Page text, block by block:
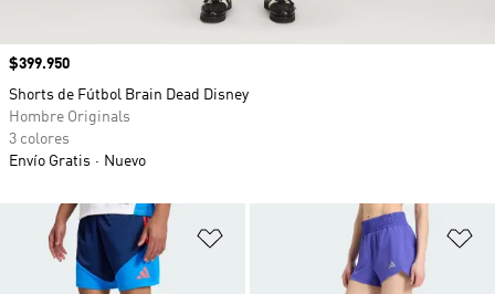
Añadir a la lista de deseos
Precio
$399.950
Shorts de Fútbol Brain Dead Disney
Hombre Originals
3 colores
Envío Gratis
Nuevo